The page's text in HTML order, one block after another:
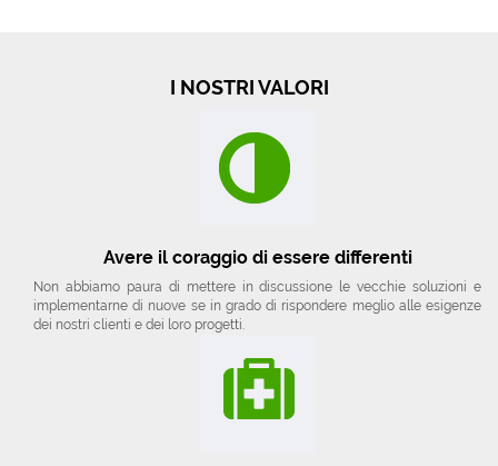
I NOSTRI VALORI
Avere il coraggio di essere differenti
Non abbiamo paura di mettere in discussione le vecchie soluzioni e
implementarne di nuove se in grado di rispondere meglio alle esigenze
dei nostri clienti e dei loro progetti.